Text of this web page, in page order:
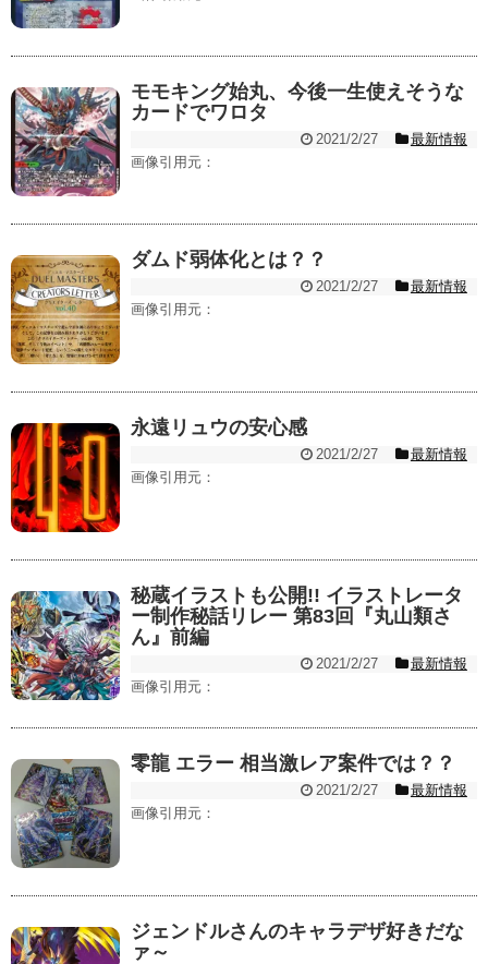
モモキング始丸、今後一生使えそうな
カードでワロタ
2021/2/27
最新情報
画像引用元：
ダムド弱体化とは？？
2021/2/27
最新情報
画像引用元：
永遠リュウの安心感
2021/2/27
最新情報
画像引用元：
秘蔵イラストも公開!! イラストレータ
ー制作秘話リレー 第83回『丸山類さ
ん』前編
2021/2/27
最新情報
画像引用元：
零龍 エラー 相当激レア案件では？？
2021/2/27
最新情報
画像引用元：
ジェンドルさんのキャラデザ好きだな
ァ～